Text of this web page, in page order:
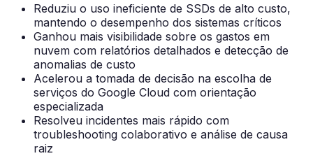
Reduziu o uso ineficiente de SSDs de alto custo,
mantendo o desempenho dos sistemas críticos
Ganhou mais visibilidade sobre os gastos em
nuvem com relatórios detalhados e detecção de
anomalias de custo
Acelerou a tomada de decisão na escolha de
serviços do Google Cloud com orientação
especializada
Resolveu incidentes mais rápido com
troubleshooting colaborativo e análise de causa
raiz